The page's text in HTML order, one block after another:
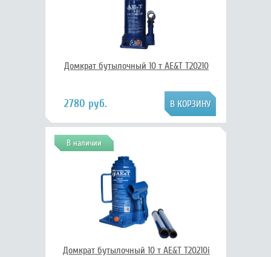
Домкрат бутылочный 10 т AE&T T20210
2780 руб.
В наличии
Домкрат бутылочный 10 т AE&T T20210i